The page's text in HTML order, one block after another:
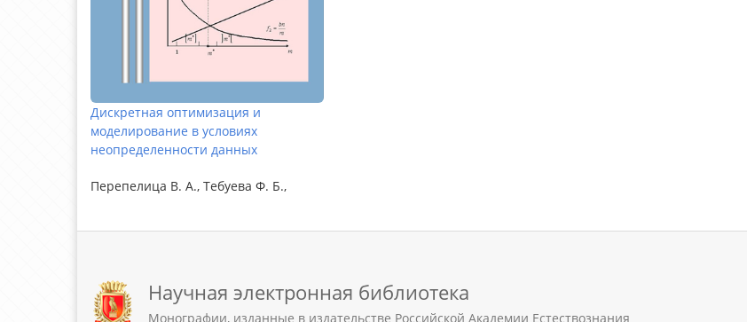
Дискретная оптимизация и
моделирование в условиях
неопределенности данных
Перепелица В. А., Тебуева Ф. Б.,
Научная электронная библиотека
Монографии, изданные в издательстве Российской Академии Естествознания